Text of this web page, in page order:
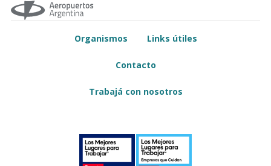
Organismos Links útiles
Contacto
Trabajá con nosotros